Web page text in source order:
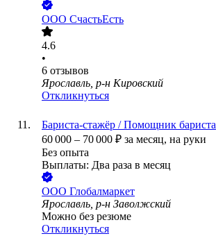
ООО СчастьЕсть
4.6
•
6 отзывов
Ярославль, р-н Кировский
Откликнуться
Бариста-стажёр / Помощник бариста
60 000 – 70 000 ₽ за месяц, на руки
Без опыта
Выплаты: Два раза в месяц
ООО Глобалмаркет
Ярославль, р-н Заволжский
Можно без резюме
Откликнуться